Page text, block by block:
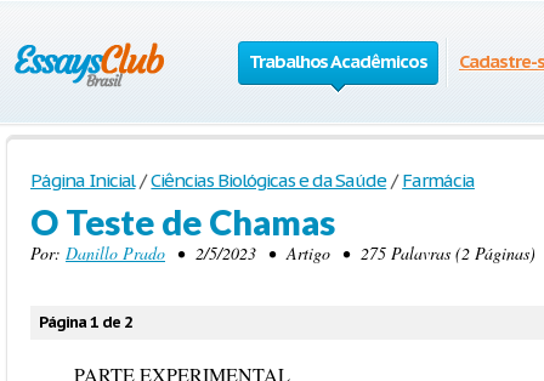
Trabalhos Acadêmicos Cadastre-
Página Inicial / Ciências Biológicas e da Saúde / Farmácia
O Teste de Chamas
Por: Danillo Prado • 2/5/2023 • Artigo • 275 Palavras (2 Páginas)
Página 1 de 2
PARTE EXPERIMENTAL